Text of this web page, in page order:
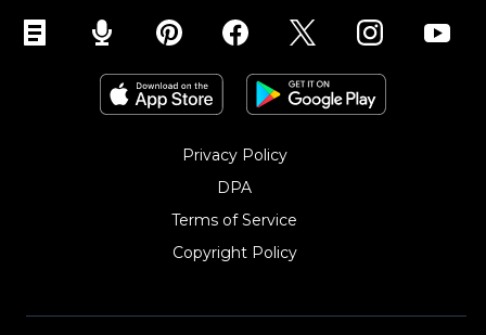
Privacy Policy
DPA
Terms of Service
Copyright Policy‎